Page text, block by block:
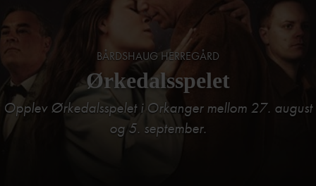
BÅRDSHAUG HERREGÅRD
Ørkedalsspelet
Opplev Ørkedalsspelet i Orkanger mellom 27. august
og 5. september.